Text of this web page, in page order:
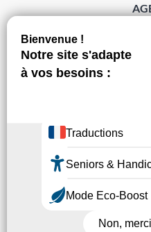
Sur les
POLITIQUE DE